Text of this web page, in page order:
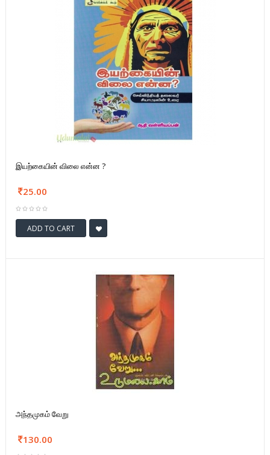
இயற்கையின் விலை என்ன ?
25.00
ADD TO CART
அந்தமுகம் வேறு
130.00